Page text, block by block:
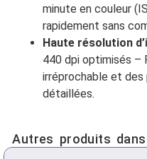
minute en couleur
rapidement sans
Haute résolution
440 dpi optimisés –
irréprochable et
détaillées.
Autres produits